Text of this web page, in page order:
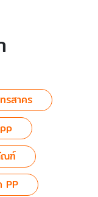
รสาคร
ณฑ์
PP